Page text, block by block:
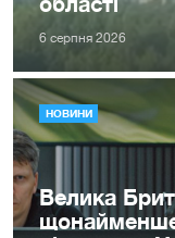
6 серпня 2026
НОВИНИ
Велика